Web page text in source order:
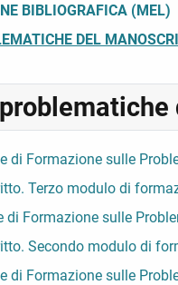
BIBLIOGRAFICA (MEL)
DEL
di Formazione sulle
Terzo modulo di
di Formazione sulle
Secondo modulo di
di Formazione sulle